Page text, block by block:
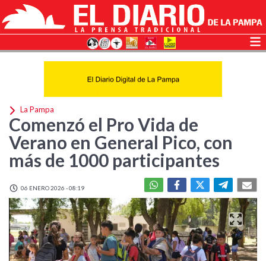
La Pampa
Comenzó el Pro Vida de
Verano en General Pico, con
más de 1000 participantes
06 ENERO 2026 - 08:19